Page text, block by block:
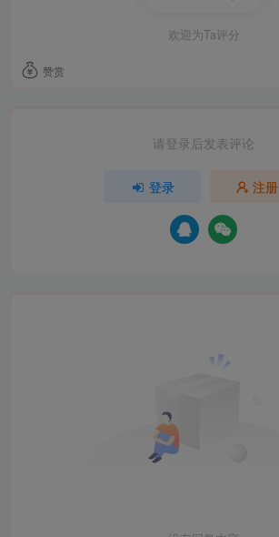
欢迎为Ta评分
赞赏
请登录后发表评论
登录 注册